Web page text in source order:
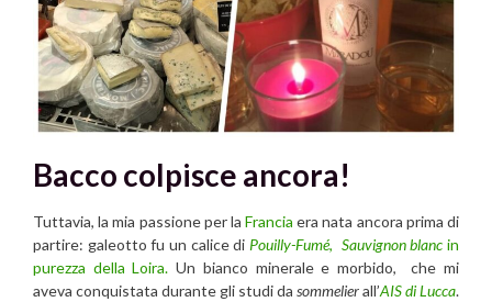
Bacco colpisce ancora!
Tuttavia, la mia passione per laFrancia era nata ancora prima di
partire: galeotto fu un calice di Pouilly-Fumé, Sauvignon blanc in
purezza della Loira. Un bianco minerale e morbido, che mi
aveva conquistata durante gli studi da sommelierall’AIS di Lucca.